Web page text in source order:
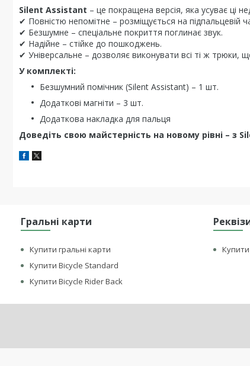
Silent Assistant – це покращена версія, яка усуває ці
✔ Повністю непомітне – розміщується на підпальцевій
✔ Безшумне – спеціальне покриття поглинає звук.
✔ Надійне – стійке до пошкоджень.
✔ Універсальне – дозволяє виконувати всі ті ж трюки,
У комплекті:
Безшумний помічник (Silent Assistant) – 1 шт.
Додаткові магніти – 3 шт.
Додаткова накладка для пальця
Доведіть свою майстерність на новому рівні – з
Гральні карти
Купити гральні карти
Купити Bicycle Standard
Купити Bicycle Rider Back
Купити